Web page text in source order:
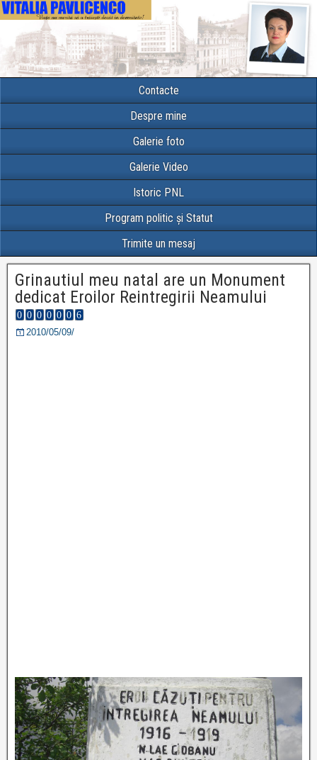
Contacte
Despre mine
Galerie foto
Galerie Video
Istoric PNL
Program politic și Statut
Trimite un mesaj
Grinautiul meu natal are un Monument
dedicat Eroilor Reintregirii Neamului
2010/05/09/